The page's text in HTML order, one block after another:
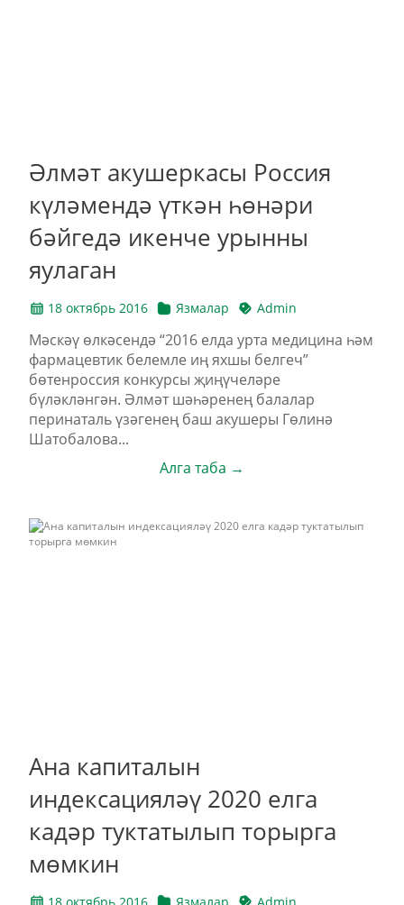
Әлмәт акушеркасы Россия
күләмендә үткән һөнәри
бәйгедә икенче урынны
яулаган
18 октябрь 2016 Язмалар Admin
Мәскәү өлкәсендә “2016 елда урта медицина һәм
фармацевтик белемле иң яхшы белгеч”
бөтенроссия конкурсы җиңүчеләре
бүләкләнгән. Әлмәт шәһәренең балалар
перинаталь үзәгенең баш акушеры Гөлинә
Шатобалова...
Алга таба →
Ана капиталын
индексацияләү 2020 елга
кадәр туктатылып торырга
мөмкин
18 октябрь 2016 Язмалар Admin